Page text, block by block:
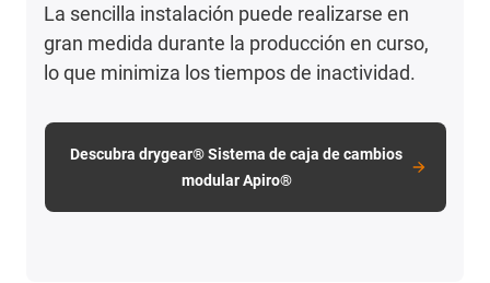
La sencilla instalación puede realizarse en
gran medida durante la producción en curso,
lo que minimiza los tiempos de inactividad.
Descubra drygear® Sistema de caja de cambios
modular Apiro®